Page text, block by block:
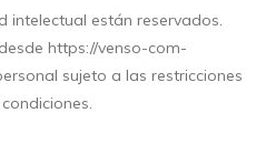
intelectual están reservados.
https://venso-com-
sujeto a las restricciones